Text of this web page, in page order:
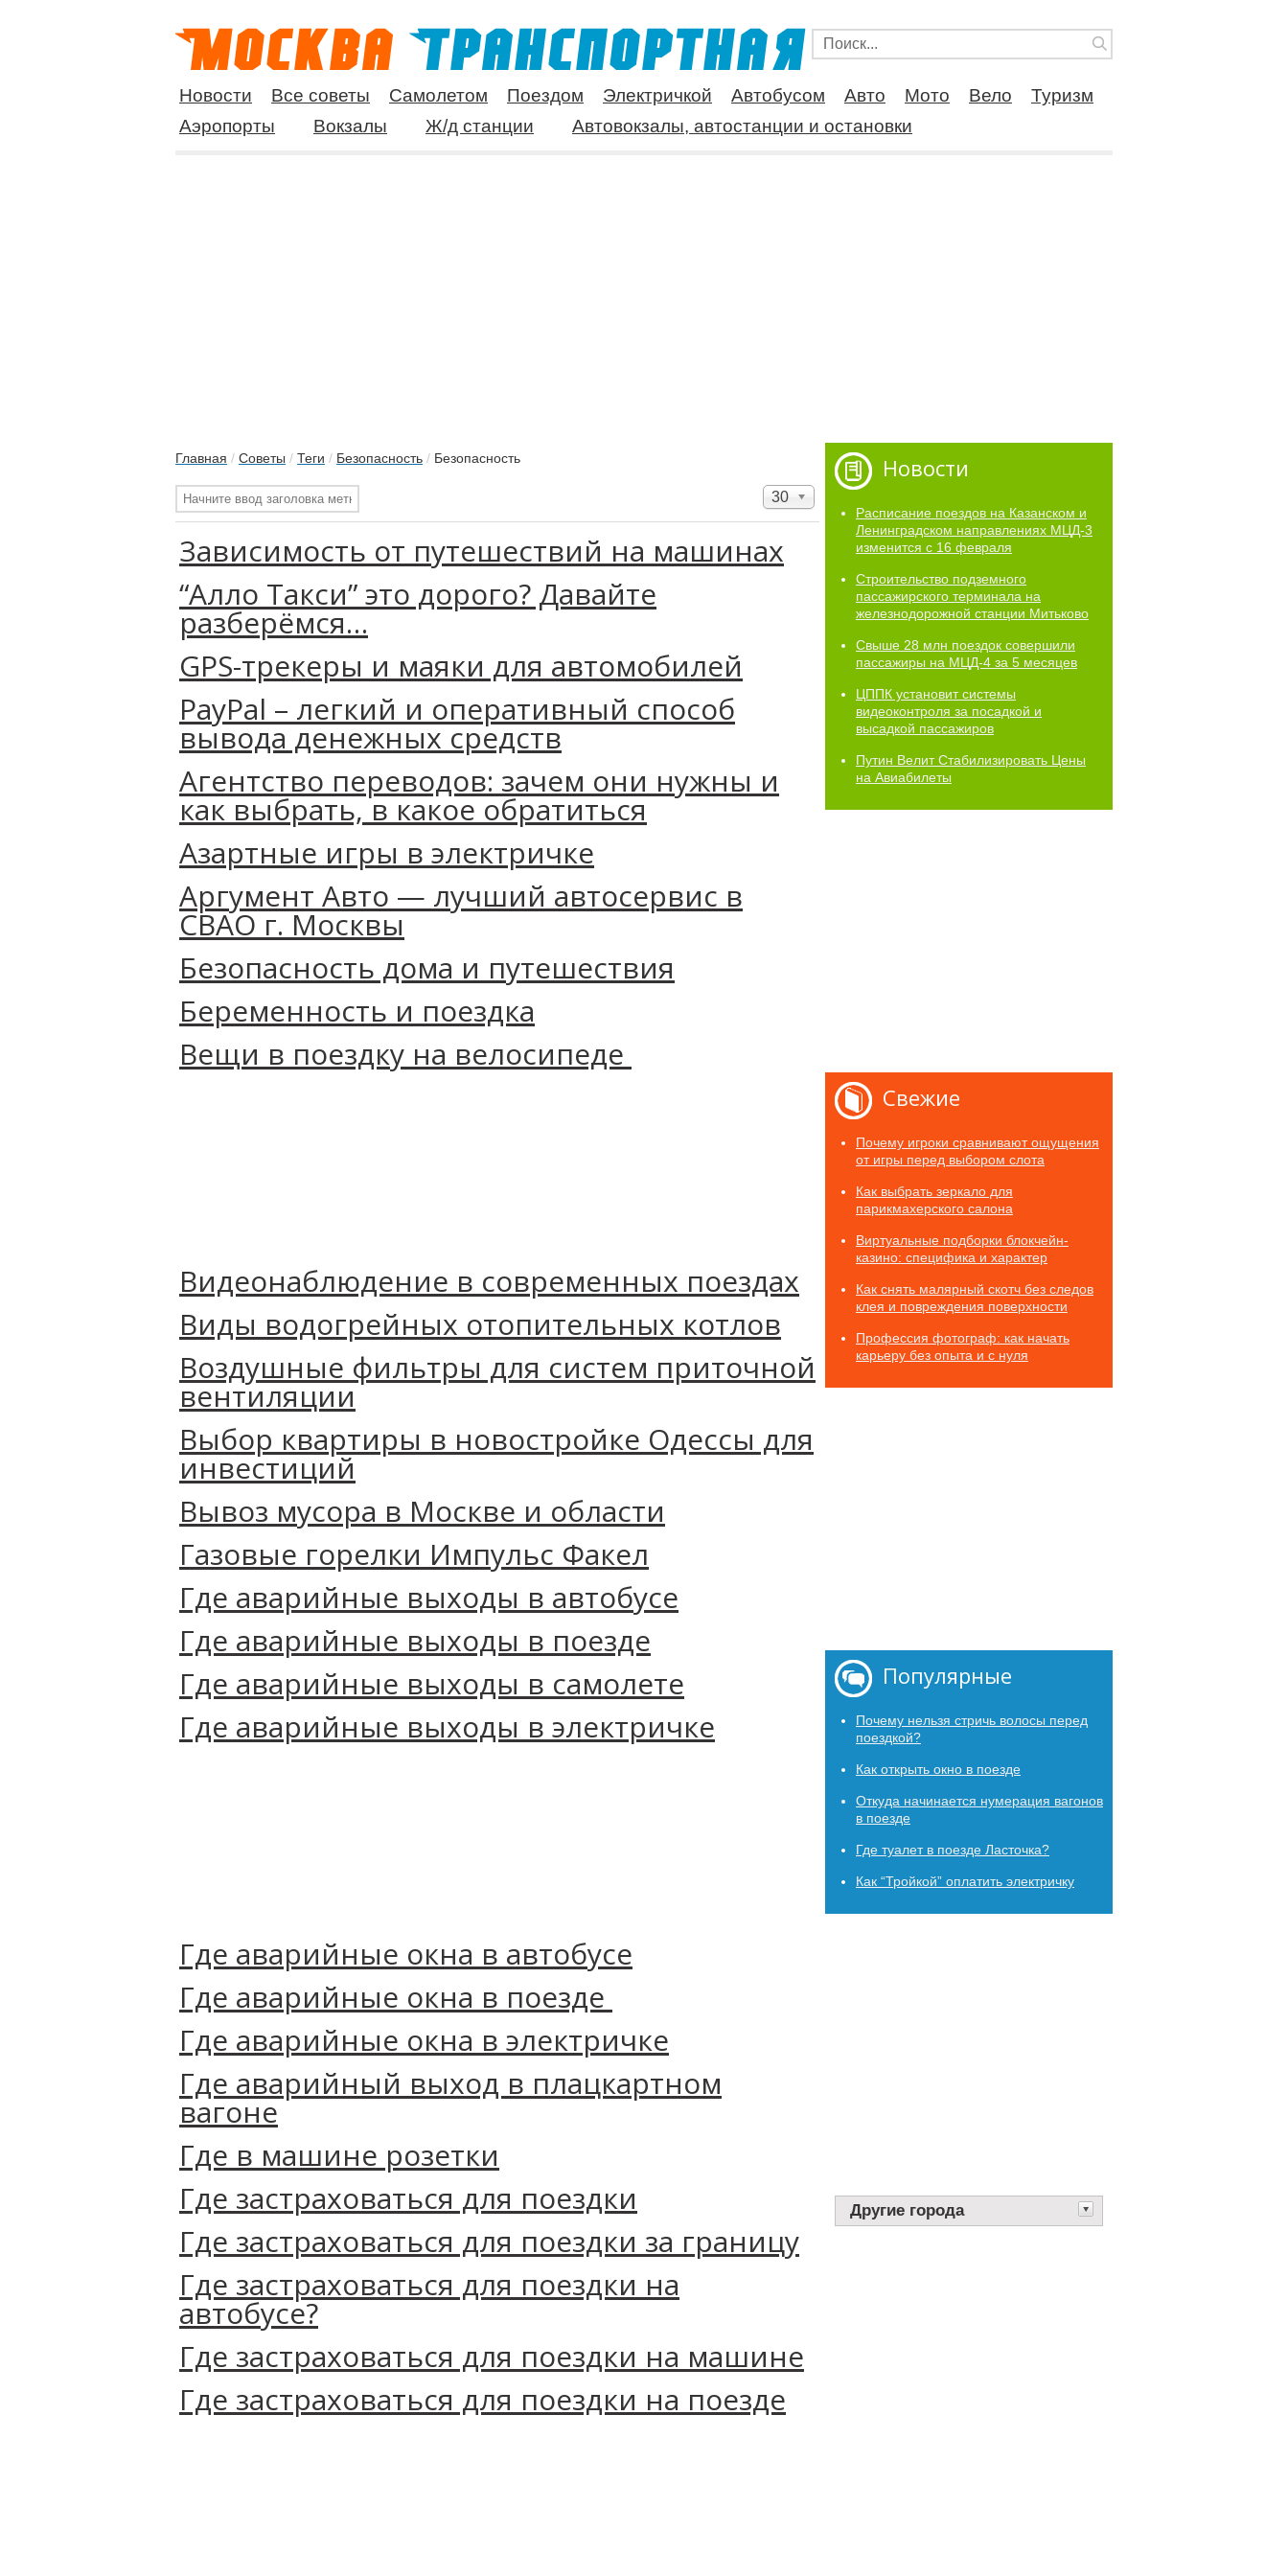
Новости Все советы Самолетом Поездом Электричкой Автобусом Авто Мото Вело
Туризм
Аэропорты
Вокзалы Ж/д станции Автовокзалы, автостанции и остановки
Главная / Советы / Теги / Безопасность / Безопасность
30
Зависимость от путешествий на машинах
“Алло Такси” это дорого? Давайте
разберёмся…
GPS-трекеры и маяки для автомобилей
PayPal – легкий и оперативный способ
вывода денежных средств
Агентство переводов: зачем они нужны и
как выбрать, в какое обратиться
Азартные игры в электричке
Аргумент Авто — лучший автосервис в
СВАО г. Москвы
Безопасность дома и путешествия
Беременность и поездка
Вещи‌ ‌в‌ ‌поездку‌ ‌на‌ ‌велосипеде‌ ‌
Видеонаблюдение в современных поездах
Виды водогрейных отопительных котлов
Воздушные фильтры для систем приточной
вентиляции
Выбор квартиры в новостройке Одессы для
инвестиций
Вывоз мусора в Москве и области
Газовые горелки Импульс Факел
Где аварийные выходы в автобусе
Где аварийные выходы в поезде
Где аварийные выходы в самолете
Где аварийные выходы в электричке
Где аварийные окна в автобусе
Где‌ ‌аварийные‌ ‌окна‌ ‌в‌ ‌поезде‌ ‌
Где аварийные окна в электричке
Где аварийный выход в плацкартном
вагоне
Где в машине розетки
Где застраховаться для поездки
Где застраховаться для поездки за границу
Где застраховаться для поездки на
автобусе?
Где застраховаться для поездки на машине
Где застраховаться для поездки на поезде
Новости
Расписание поездов на Казанском и
Ленинградском направлениях МЦД-3
изменится с 16 февраля
Строительство подземного
пассажирского терминала на
железнодорожной станции Митьково
Свыше 28 млн поездок совершили
пассажиры на МЦД-4 за 5 месяцев
ЦППК установит системы
видеоконтроля за посадкой и
высадкой пассажиров
Путин Велит Стабилизировать Цены
на Авиабилеты
Свежие
Почему игроки сравнивают ощущения
от игры перед выбором слота
Как выбрать зеркало для
парикмахерского салона
Виртуальные подборки блокчейн-
казино: специфика и характер
Как снять малярный скотч без следов
клея и повреждения поверхности
Профессия фотограф: как начать
карьеру без опыта и с нуля
Популярные
Почему нельзя стричь волосы перед
поездкой?
Как​ ​открыть​ ​окно​ ​в​ ​поезде
Откуда начинается нумерация вагонов
в поезде
Где туалет в поезде Ласточка?
Как “Тройкой” оплатить электричку
Другие города